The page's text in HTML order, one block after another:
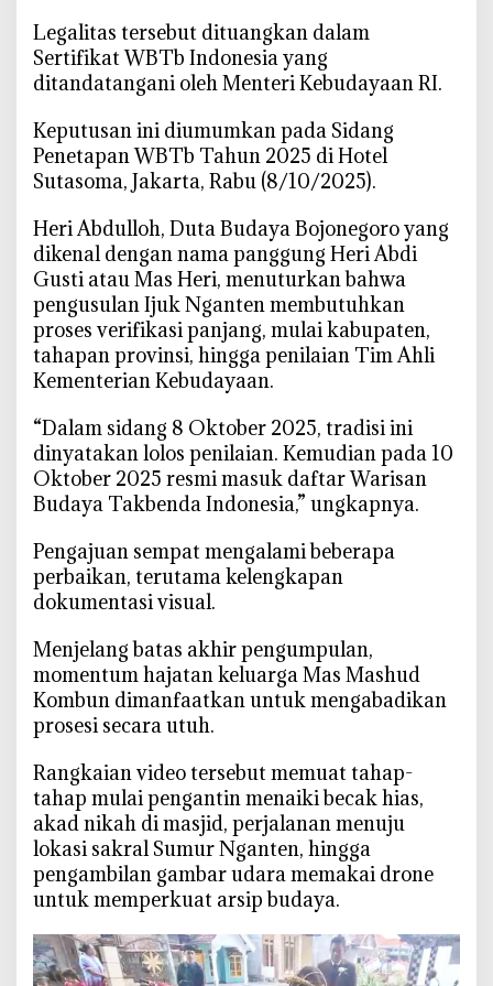
J
a
d
W
a
r
s
a
n
B
d
a
y
N
a
s
i
n
a
l
W
a
r
g
B
a
u
r
e
n
B
e
‎Legalitas tersebut dituangkan dalam
Sertifikat WBTb Indonesia yang
ditandatangani oleh Menteri Kebudayaan RI.
‎Keputusan ini diumumkan pada Sidang
Penetapan WBTb Tahun 2025 di Hotel
Sutasoma, Jakarta, Rabu (8/10/2025).
‎Heri Abdulloh, Duta Budaya Bojonegoro yang
dikenal dengan nama panggung Heri Abdi
Gusti atau Mas Heri, menuturkan bahwa
pengusulan Ijuk Nganten membutuhkan
proses verifikasi panjang, mulai kabupaten,
tahapan provinsi, hingga penilaian Tim Ahli
Kementerian Kebudayaan.
‎“Dalam sidang 8 Oktober 2025, tradisi ini
dinyatakan lolos penilaian. Kemudian pada 10
Oktober 2025 resmi masuk daftar Warisan
Budaya Takbenda Indonesia,” ungkapnya.
‎Pengajuan sempat mengalami beberapa
perbaikan, terutama kelengkapan
dokumentasi visual.
‎Menjelang batas akhir pengumpulan,
momentum hajatan keluarga Mas Mashud
Kombun dimanfaatkan untuk mengabadikan
prosesi secara utuh.
‎Rangkaian video tersebut memuat tahap-
tahap mulai pengantin menaiki becak hias,
akad nikah di masjid, perjalanan menuju
lokasi sakral Sumur Nganten, hingga
pengambilan gambar udara memakai drone
untuk memperkuat arsip budaya.